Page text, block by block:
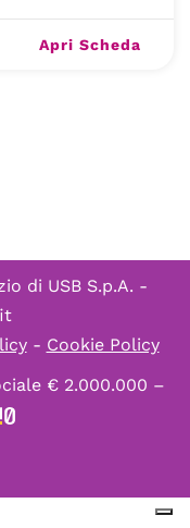
Apri Scheda
di USB S.p.A. -
- Cookie Policy
€ 2.000.000 –